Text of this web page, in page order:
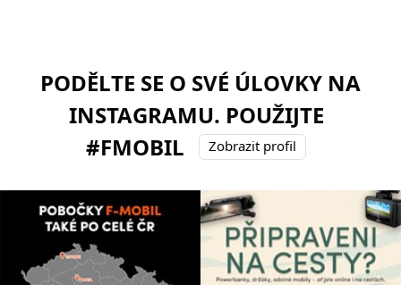
PODĚLTE SE O SVÉ ÚLOVKY NA
INSTAGRAMU. POUŽIJTE
#FMOBIL
Zobrazit profil